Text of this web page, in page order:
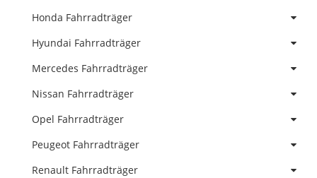
Honda Fahrradträger
Hyundai Fahrradträger
Mercedes Fahrradträger
Nissan Fahrradträger
Opel Fahrradträger
Peugeot Fahrradträger
Renault Fahrradträger